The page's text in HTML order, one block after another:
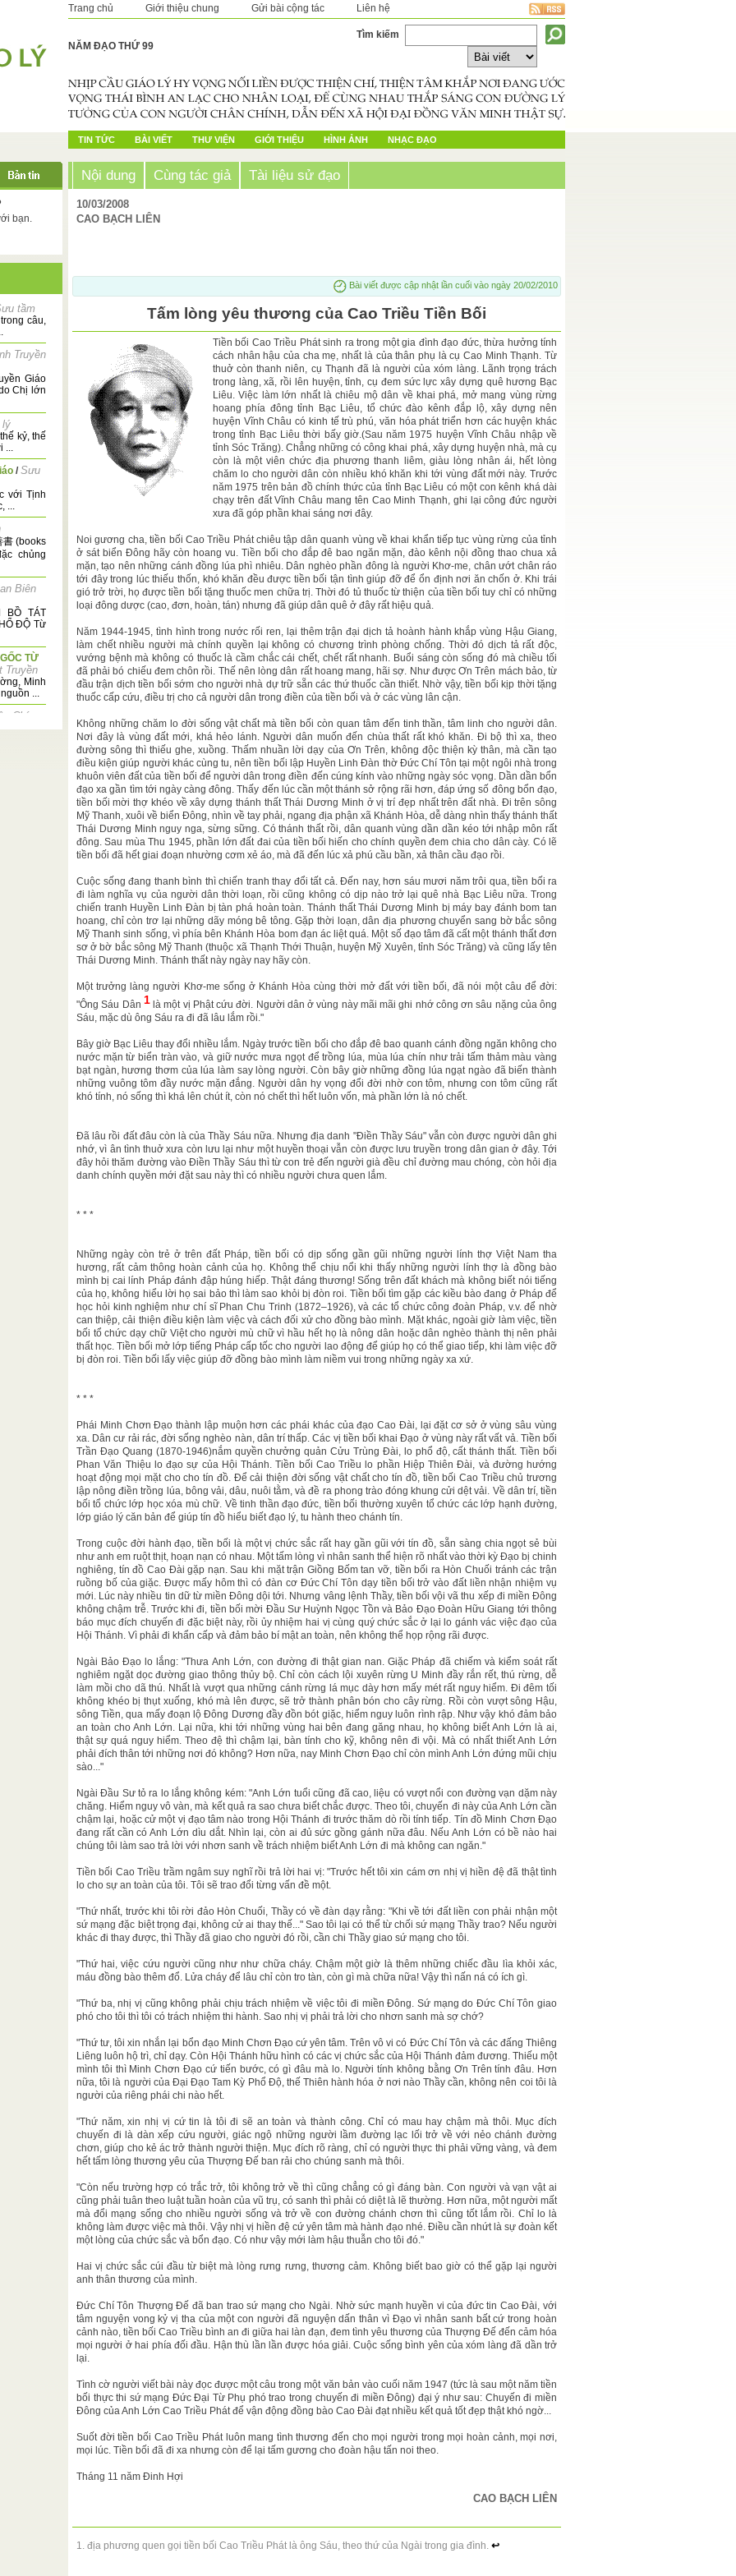
Trang chủ Giới thiệu chung Gửi bài cộng tác Liên hệ
NĂM ĐẠO THỨ 99
Tìm kiếm
TIN TỨC BÀI VIẾT THƯ VIỆN GIỚI THIỆU HÌNH ẢNH NHẠC ĐẠO
bạn.
tầm
câu,
Truyền
Giáo
Chị lớn
lý
kỷ, thế
...
/Sưu
với Tịnh
...
書 (books
chủng
Biên
BỒ TÁT
ĐỘ Từ
TỪ
Truyền
Minh
...
Chí
người
Nội dung Cùng tác giả Tài liệu sử đạo
10/03/2008
CAO BẠCH LIÊN
Bài viết được cập nhật lần cuối vào ngày 20/02/2010
Tấm lòng yêu thương của Cao Triều Tiền Bối
Tiền bối Cao Triều Phát sinh ra trong một gia đình đạo đức, thừa hưởng tính
cách nhân hậu của cha mẹ, nhất là của thân phụ là cụ Cao Minh Thạnh. Từ
thuở còn thanh niên, cụ Thạnh đã là người của xóm làng. Lãnh trọng trách
trong làng, xã, rồi lên huyện, tỉnh, cụ đem sức lực xây dựng quê hương Bạc
Liêu. Việc làm lớn nhất là chiêu mộ dân về khai phá, mở mang vùng rừng
hoang phía đông tỉnh Bạc Liêu, tổ chức đào kênh đắp lộ, xây dựng nên
huyện Vĩnh Châu có kinh tế trù phú, văn hóa phát triển hơn các huyện khác
trong tỉnh Bạc Liêu thời bấy giờ.(Sau năm 1975 huyện Vĩnh Châu nhập về
tỉnh Sóc Trăng). Chẳng những có công khai phá, xây dựng huyện nhà, mà cụ
còn là một viên chức địa phương thanh liêm, giàu lòng nhân ái, hết lòng
chăm lo cho người dân còn nhiều khó khăn khi tới vùng đất mới này. Trước
năm 1975 trên bản đồ chính thức của tỉnh Bạc Liêu có một con kênh khá dài
chạy trên đất Vĩnh Châu mang tên Cao Minh Thạnh, ghi lại công đức người
xưa đã góp phần khai sáng nơi đây.
Noi gương cha, tiền bối Cao Triều Phát chiêu tập dân quanh vùng về khai khẩn tiếp tục vùng rừng của tỉnh
ở sát biển Đông hãy còn hoang vu. Tiền bối cho đắp đê bao ngăn mặn, đào kênh nội đồng thao chua xả
mặn, tạo nên những cánh đồng lúa phì nhiêu. Dân nghèo phần đông là người Khơ-me, chân ướt chân ráo
tới đây trong lúc thiếu thốn, khó khăn đều được tiền bối tận tình giúp đỡ để ổn định nơi ăn chốn ở. Khi trái
gió trở trời, họ được tiền bối tặng thuốc men chữa trị. Thời đó tủ thuốc từ thiện của tiền bối tuy chỉ có những
loại đông dược (cao, đơn, hoàn, tán) nhưng đã giúp dân quê ở đây rất hiệu quả.
Năm 1944-1945, tình hình trong nước rối ren, lại thêm trận đại dịch tả hoành hành khắp vùng Hậu Giang,
làm chết nhiều người mà chính quyền lại không có chương trình phòng chống. Thời đó dịch tả rất độc,
vướng bệnh mà không có thuốc là cầm chắc cái chết, chết rất nhanh. Buổi sáng còn sống đó mà chiều tối
đã phải bó chiếu đem chôn rồi. Thế nên lòng dân rất hoang mang, hãi sợ. Như được Ơn Trên mách bảo, từ
đầu trận dịch tiền bối sớm cho người nhà dự trữ sẵn các thứ thuốc cần thiết. Nhờ vậy, tiền bối kịp thời tặng
thuốc cấp cứu, điều trị cho cả người dân trong điền của tiền bối và ở các vùng lân cận.
Không những chăm lo đời sống vật chất mà tiền bối còn quan tâm đến tinh thần, tâm linh cho người dân.
Nơi đây là vùng đất mới, khá hẻo lánh. Người dân muốn đến chùa thất rất khó khăn. Đi bộ thì xa, theo
đường sông thì thiếu ghe, xuồng. Thấm nhuần lời dạy của Ơn Trên, không độc thiện kỳ thân, mà cần tạo
điều kiện giúp người khác cùng tu, nên tiền bối lập Huyền Linh Đàn thờ Đức Chí Tôn tại một ngôi nhà trong
khuôn viên đất của tiền bối để người dân trong điền đến cúng kính vào những ngày sóc vọng. Dần dần bổn
đạo xa gần tìm tới ngày càng đông. Thấy đến lúc cần một thánh sở rộng rãi hơn, đáp ứng số đông bổn đạo,
tiền bối mời thợ khéo về xây dựng thánh thất Thái Dương Minh ở vị trí đẹp nhất trên đất nhà. Đi trên sông
Mỹ Thanh, xuôi về biển Đông, nhìn về tay phải, ngang địa phận xã Khánh Hòa, dễ dàng nhìn thấy thánh thất
Thái Dương Minh nguy nga, sừng sững. Có thánh thất rồi, dân quanh vùng dần dần kéo tới nhập môn rất
đông. Sau mùa Thu 1945, phần lớn đất đai của tiền bối hiến cho chính quyền đem chia cho dân cày. Có lẽ
tiền bối đã hết giai đoạn nhường cơm xẻ áo, mà đã đến lúc xả phú cầu bần, xả thân cầu đạo rồi.
Cuộc sống đang thanh bình thì chiến tranh thay đổi tất cả. Đến nay, hơn sáu mươi năm trôi qua, tiền bối ra
đi làm nghĩa vụ của người dân thời loạn, rồi cũng không có dịp nào trở lại quê nhà Bạc Liêu nữa. Trong
chiến tranh Huyền Linh Đàn bị tàn phá hoàn toàn. Thánh thất Thái Dương Minh bị máy bay đánh bom tan
hoang, chỉ còn trơ lại những dãy móng bê tông. Gặp thời loạn, dân địa phương chuyển sang bờ bắc sông
Mỹ Thanh sinh sống, vì phía bên Khánh Hòa bom đạn ác liệt quá. Một số đạo tâm đã cất một thánh thất đơn
sơ ở bờ bắc sông Mỹ Thanh (thuộc xã Thạnh Thới Thuận, huyện Mỹ Xuyên, tỉnh Sóc Trăng) và cũng lấy tên
Thái Dương Minh. Thánh thất này ngày nay hãy còn.
Một trưởng làng người Khơ-me sống ở Khánh Hòa cùng thời mở đất với tiền bối, đã nói một câu để đời:
"Ông Sáu Dân 1là một vị Phật cứu đời. Người dân ở vùng này mãi mãi ghi nhớ công ơn sâu nặng của ông
Sáu, mặc dù ông Sáu ra đi đã lâu lắm rồi."
Bây giờ Bạc Liêu thay đổi nhiều lắm. Ngày trước tiền bối cho đắp đê bao quanh cánh đồng ngăn không cho
nước mặn từ biển tràn vào, và giữ nước mưa ngọt để trồng lúa, mùa lúa chín như trải tấm thảm màu vàng
bạt ngàn, hương thơm của lúa làm say lòng người. Còn bây giờ những đồng lúa ngạt ngào đã biến thành
những vuông tôm đầy nước mặn đắng. Người dân hy vọng đổi đời nhờ con tôm, nhưng con tôm cũng rất
khó tính, nó sống thì khá lên chút ít, còn nó chết thì hết luôn vốn, mà phần lớn là nó chết.
Đã lâu rồi đất đâu còn là của Thầy Sáu nữa. Nhưng địa danh "Điền Thầy Sáu" vẫn còn được người dân ghi
nhớ, vì ân tình thuở xưa còn lưu lại như một huyền thoại vẫn còn được lưu truyền trong dân gian ở đây. Tới
đây hỏi thăm đường vào Điền Thầy Sáu thì từ con trẻ đến người già đều chỉ đường mau chóng, còn hỏi địa
danh chính quyền mới đặt sau này thì có nhiều người chưa quen lắm.
* * *
Những ngày còn trẻ ở trên đất Pháp, tiền bối có dịp sống gần gũi những người lính thợ Việt Nam tha
hương, rất cảm thông hoàn cảnh của họ. Không thể chịu nổi khi thấy những người lính thợ là đồng bào
mình bị cai lính Pháp đánh đập húng hiếp. Thật đáng thương! Sống trên đất khách mà không biết nói tiếng
của họ, không hiểu lời họ sai bảo thì làm sao khỏi bị đòn roi. Tiền bối tìm gặp các kiều bào đang ở Pháp để
học hỏi kinh nghiệm như chí sĩ Phan Chu Trinh (1872–1926), và các tổ chức công đoàn Pháp, v.v. để nhờ
can thiệp, cải thiện điều kiện làm việc và cách đối xử cho đồng bào mình. Mặt khác, ngoài giờ làm việc, tiền
bối tổ chức dạy chữ Việt cho người mù chữ vì hầu hết họ là nông dân hoặc dân nghèo thành thị nên phải
thất học. Tiền bối mở lớp tiếng Pháp cấp tốc cho người lao động để giúp họ có thể giao tiếp, khi làm việc đỡ
bị đòn roi. Tiền bối lấy việc giúp đỡ đồng bào mình làm niềm vui trong những ngày xa xứ.
* * *
Phái Minh Chơn Đạo thành lập muộn hơn các phái khác của đạo Cao Đài, lại đặt cơ sở ở vùng sâu vùng
xa. Dân cư rải rác, đời sống nghèo nàn, dân trí thấp. Các vị tiền bối khai Đạo ở vùng này rất vất vả. Tiền bối
Trần Đạo Quang (1870-1946)nắm quyền chưởng quản Cửu Trùng Đài, lo phổ độ, cất thánh thất. Tiền bối
Phan Văn Thiệu lo đạo sự của Hội Thánh. Tiền bối Cao Triều lo phần Hiệp Thiên Đài, và đường hướng
hoạt động mọi mặt cho cho tín đồ. Để cải thiện đời sống vật chất cho tín đồ, tiền bối Cao Triều chủ trương
lập nông điền trồng lúa, bông vải, dâu, nuôi tằm, và đề ra phong trào đóng khung cửi dệt vải. Về dân trí, tiền
bối tổ chức lớp học xóa mù chữ. Về tinh thần đạo đức, tiền bối thường xuyên tổ chức các lớp hạnh đường,
lớp giáo lý căn bản để giúp tín đồ hiểu biết đạo lý, tu hành theo chánh tín.
Trong cuộc đời hành đạo, tiền bối là một vị chức sắc rất hay gần gũi với tín đồ, sẵn sàng chia ngọt sẻ bùi
như anh em ruột thịt, hoạn nạn có nhau. Một tấm lòng vì nhân sanh thể hiện rõ nhất vào thời kỳ Đạo bị chinh
nghiêng, tín đồ Cao Đài gặp nạn. Sau khi mặt trận Giồng Bốm tan vỡ, tiền bối ra Hòn Chuối tránh các trận
ruồng bố của giặc. Được mấy hôm thì có đàn cơ Đức Chí Tôn dạy tiền bối trở vào đất liền nhận nhiệm vụ
mới. Lúc này nhiều tin dữ từ miền Đông dội tới. Nhưng vâng lệnh Thầy, tiền bối vội vã thu xếp đi miền Đông
không chậm trễ. Trước khi đi, tiền bối mời Đầu Sư Huỳnh Ngọc Tồn và Bảo Đạo Đoàn Hữu Giang tới thông
báo mục đích chuyến đi đặc biệt này, rồi ủy nhiệm hai vị cùng quý chức sắc ở lại lo gánh vác việc đạo của
Hội Thánh. Vì phải đi khẩn cấp và đảm bảo bí mật an toàn, nên không thể họp rộng rãi được.
Ngài Bảo Đạo lo lắng: "Thưa Anh Lớn, con đường đi thật gian nan. Giặc Pháp đã chiếm và kiểm soát rất
nghiêm ngặt dọc đường giao thông thủy bộ. Chỉ còn cách lội xuyên rừng U Minh đầy rắn rết, thú rừng, dễ
làm mồi cho dã thú. Nhất là vượt qua những cánh rừng lá mục dày hơn mấy mét rất nguy hiểm. Đi đêm tối
không khéo bị thụt xuống, khó mà lên được, sẽ trở thành phân bón cho cây rừng. Rồi còn vượt sông Hậu,
sông Tiền, qua mấy đoạn lộ Đông Dương đầy đồn bót giặc, hiểm nguy luôn rình rập. Như vậy khó đảm bảo
an toàn cho Anh Lớn. Lại nữa, khi tới những vùng hai bên đang găng nhau, họ không biết Anh Lớn là ai,
thật sự quá nguy hiểm. Theo đệ thì chậm lại, bàn tính cho kỹ, không nên đi vội. Mà có nhất thiết Anh Lớn
phải đích thân tới những nơi đó không? Hơn nữa, nay Minh Chơn Đạo chỉ còn mình Anh Lớn đứng mũi chịu
sào..."
Ngài Đầu Sư tỏ ra lo lắng không kém: "Anh Lớn tuổi cũng đã cao, liệu có vượt nổi con đường vạn dặm này
chăng. Hiểm nguy vô vàn, mà kết quả ra sao chưa biết chắc được. Theo tôi, chuyến đi này của Anh Lớn cần
chậm lại, hoặc cử một vị đạo tâm nào trong Hội Thánh đi trước thăm dò rồi tính tiếp. Tín đồ Minh Chơn Đạo
đang rất cần có Anh Lớn dìu dắt. Nhìn lại, còn ai đủ sức gồng gánh nữa đâu. Nếu Anh Lớn có bề nào hai
chúng tôi làm sao trả lời với nhơn sanh về trách nhiệm biết Anh Lớn đi mà không can ngăn."
Tiền bối Cao Triều trầm ngâm suy nghĩ rồi trả lời hai vị: "Trước hết tôi xin cám ơn nhị vị hiền đệ đã thật tình
lo cho sự an toàn của tôi. Tôi sẽ trao đổi từng vấn đề một.
"Thứ nhất, trước khi tôi rời đảo Hòn Chuối, Thầy có về đàn dạy rằng: "Khi về tới đất liền con phải nhận một
sứ mạng đặc biệt trọng đại, không cử ai thay thế..." Sao tôi lại có thể từ chối sứ mạng Thầy trao? Nếu người
khác đi thay được, thì Thầy đã giao cho người đó rồi, cần chi Thầy giao sứ mạng cho tôi.
"Thứ hai, việc cứu người cũng như như chữa cháy. Chậm một giờ là thêm những chiếc đầu lìa khỏi xác,
máu đồng bào thêm đổ. Lửa cháy để lâu chỉ còn tro tàn, còn gì mà chữa nữa! Vậy thì nấn ná có ích gì.
"Thứ ba, nhị vị cũng không phải chịu trách nhiệm về việc tôi đi miền Đông. Sứ mạng do Đức Chí Tôn giao
phó cho tôi thì tôi có trách nhiệm thi hành. Sao nhị vị phải trả lời cho nhơn sanh mà sợ chớ?
"Thứ tư, tôi xin nhắn lại bổn đạo Minh Chơn Đạo cứ yên tâm. Trên vô vi có Đức Chí Tôn và các đấng Thiêng
Liêng luôn hộ trì, chỉ dạy. Còn Hội Thánh hữu hình có các vị chức sắc của Hội Thánh đảm đương. Thiếu một
mình tôi thì Minh Chơn Đạo cứ tiến bước, có gì đâu mà lo. Người tính không bằng Ơn Trên tính đâu. Hơn
nữa, tôi là người của Đại Đạo Tam Kỳ Phổ Độ, thế Thiên hành hóa ở nơi nào Thầy cần, không nên coi tôi là
người của riêng phái chi nào hết.
"Thứ năm, xin nhị vị cứ tin là tôi đi sẽ an toàn và thành công. Chỉ có mau hay chậm mà thôi. Mục đích
chuyến đi là dàn xếp cứu người, giác ngộ những người lầm đường lạc lối trở về với nẻo chánh đường
chơn, giúp cho kẻ ác trở thành người thiện. Mục đích rõ ràng, chỉ có người thực thi phải vững vàng, và đem
hết tấm lòng thương yêu của Thượng Đế ban rải cho chúng sanh mà thôi.
"Còn nếu trường hợp có trắc trở, tôi không trở về thì cũng chẳng có gì đáng bàn. Con người và vạn vật ai
cũng phải tuân theo luật tuần hoàn của vũ trụ, có sanh thì phải có diệt là lẽ thường. Hơn nữa, một người mất
mà đổi mạng sống cho nhiều người sống và trở về con đường chánh chơn thì cũng tốt lắm rồi. Chỉ lo là
không làm được việc mà thôi. Vậy nhị vị hiền đệ cứ yên tâm mà hành đạo nhé. Điều cần nhứt là sự đoàn kết
một lòng của chức sắc và bổn đạo. Có như vậy mới làm hậu thuẫn cho tôi đó."
Hai vị chức sắc cúi đầu từ biệt mà lòng rưng rưng, thương cảm. Không biết bao giờ có thể gặp lại người
anh thân thương của mình.
Đức Chí Tôn Thượng Đế đã ban trao sứ mạng cho Ngài. Nhờ sức mạnh huyền vi của đức tin Cao Đài, với
tâm nguyện vong kỷ vị tha của một con người đã nguyện dấn thân vì Đạo vì nhân sanh bất cứ trong hoàn
cảnh nào, tiền bối Cao Triều bình an đi giữa hai làn đạn, đem tình yêu thương của Thượng Đế đến cảm hóa
mọi người ở hai phía đối đầu. Hận thù lần lần được hóa giải. Cuộc sống bình yên của xóm làng đã dần trở
lại.
Tình cờ người viết bài này đọc được một câu trong một văn bản vào cuối năm 1947 (tức là sau một năm tiền
bối thực thi sứ mạng Đức Đại Từ Phụ phó trao trong chuyến đi miền Đông) đại ý như sau: Chuyến đi miền
Đông của Anh Lớn Cao Triều Phát để vận động đồng bào Cao Đài đạt nhiều kết quả tốt đẹp thật khó ngờ...
Suốt đời tiền bối Cao Triều Phát luôn mang tình thương đến cho mọi người trong mọi hoàn cảnh, mọi nơi,
mọi lúc. Tiền bối đã đi xa nhưng còn để lại tấm gương cho đoàn hậu tấn noi theo.
Tháng 11 năm Đinh Hợi
CAO BẠCH LIÊN
1. địa phương quen gọi tiền bối Cao Triều Phát là ông Sáu, theo thứ của Ngài trong gia đình. ↩